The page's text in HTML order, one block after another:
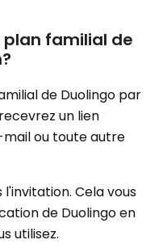
familial de
de Duolingo par
un lien
mail ou toute autre
l'invitation. Cela vous
de Duolingo en
utilisez.